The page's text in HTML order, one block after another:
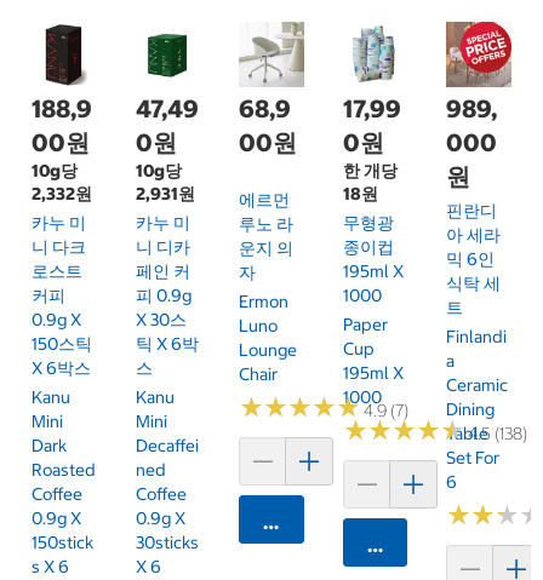
188,9
00원
10g당
2,332원
카누 미
니 다크
로스트
커피
0.9g X
150스틱
X 6박스
Kanu
Mini
Dark
Roasted
Coffee
0.9g X
150stick
S X 6
47,49
0원
10g당
2,931원
카누 미
니 디카
페인 커
피 0.9g
X 30스
틱 X 6박
스
Kanu
Mini
Decaffei
Ned
Coffee
0.9g X
30sticks
X 6
68,9
00원
에르먼
루노 라
운지 의
자
Ermon
Luno
Lounge
Chair
★★★★★
★★★★★4.9 (7)
카트에 담기
17,99
0원
한 개당
18원
무형광
종이컵
195ml X
1000
Paper
Cup
195ml X
1000
★★★★★
★★★★★4.5 (138)
카트에 담기
989,
000
원
핀란디
아 세라
믹 6인
식탁 세
트
Finlandi
A
Ceramic
Dining
Table
Set For
6
★★★
★★★